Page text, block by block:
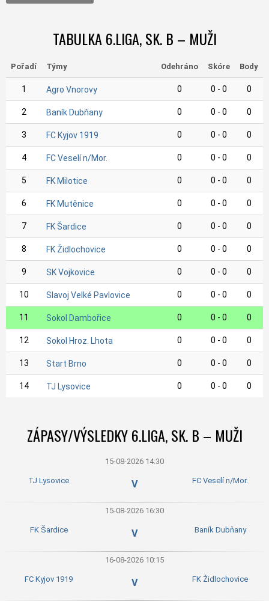
TABULKA 6.LIGA, SK. B – MUŽI
Pořadí Týmy Odehráno Skóre Body
1 Agro Vnorovy 0 0 - 0 0
2 Baník Dubňany 0 0 - 0 0
3 FC Kyjov 1919 0 0 - 0 0
4 FC Veselí n/Mor. 0 0 - 0 0
5 FK Milotice 0 0 - 0 0
6 FK Mutěnice 0 0 - 0 0
7 FK Šardice 0 0 - 0 0
8 FK Židlochovice 0 0 - 0 0
9 SK Vojkovice 0 0 - 0 0
10 Slavoj Velké Pavlovice 0 0 - 0 0
11 Sokol Dambořice 0 0 - 0 0
12 Sokol Hroz. Lhota 0 0 - 0 0
13 Start Brno 0 0 - 0 0
14 TJ Lysovice 0 0 - 0 0
ZÁPASY/VÝSLEDKY 6.LIGA, SK. B – MUŽI
15-08-2026 14:30
TJ Lysovice V FC Veselí n/Mor.
15-08-2026 16:30
FK Šardice V Baník Dubňany
16-08-2026 10:15
FC Kyjov 1919 V FK Židlochovice